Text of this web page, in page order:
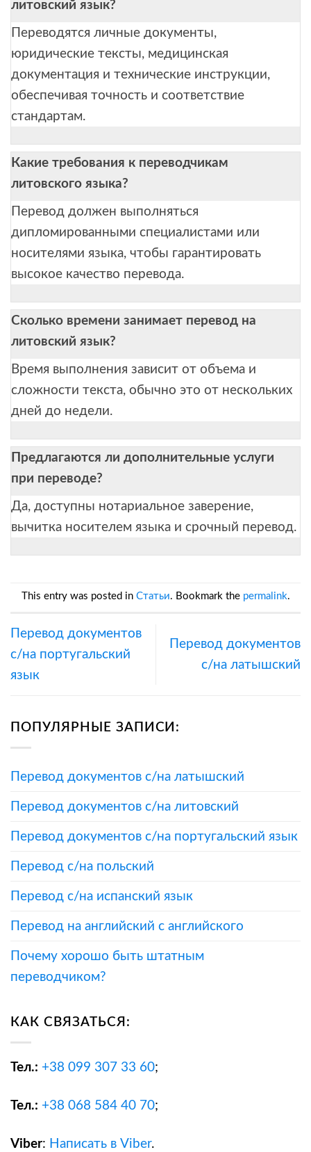
литовский язык?
Переводятся личные документы,
юридические тексты, медицинская
документация и технические инструкции,
обеспечивая точность и соответствие
стандартам.
Какие требования к переводчикам
литовского языка?
Перевод должен выполняться
дипломированными специалистами или
носителями языка, чтобы гарантировать
высокое качество перевода.
Сколько времени занимает перевод на
литовский язык?
Время выполнения зависит от объема и
сложности текста, обычно это от нескольких
дней до недели.
Предлагаются ли дополнительные услуги
при переводе?
Да, доступны нотариальное заверение,
вычитка носителем языка и срочный перевод.
This entry was posted in Статьи. Bookmark the permalink.
Перевод документов
с/на португальский
язык
Перевод документов
с/на латышский
ПОПУЛЯРНЫЕ ЗАПИСИ:
Перевод документов с/на латышский
Перевод документов с/на литовский
Перевод документов с/на португальский язык
Перевод с/на польский
Перевод с/на испанский язык
Перевод на английский с английского
Почему хорошо быть штатным
переводчиком?
КАК СВЯЗАТЬСЯ:
Тел.: +38 099 307 33 60;
Тел.: +38 068 584 40 70;
Viber: Написать в Viber.